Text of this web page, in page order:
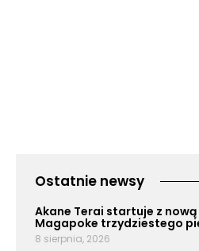
Ostatnie newsy
Akane Terai startuje z
Magapoke trzydziestego
8 sierpnia, 2026